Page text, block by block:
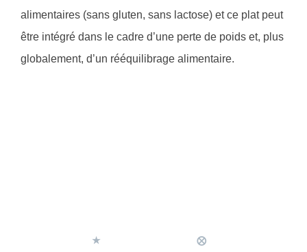
alimentaires (sans gluten, sans lactose) et ce plat peut
être intégré dans le cadre d’une perte de poids et, plus
globalement, d’un rééquilibrage alimentaire.
★
⨂